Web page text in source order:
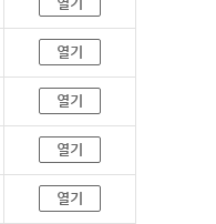
열기
열기
열기
열기